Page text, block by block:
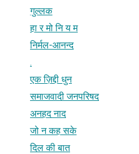
गुल्‍लक
हा र मो नि य म
निर्मल-आनन्द
.
एक ज़िद्दी धुन
समाजवादी जनपरिषद
अनहद नाद
जो न कह सके
दिल की बात